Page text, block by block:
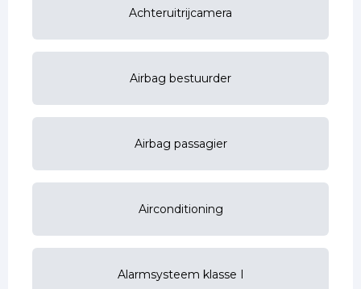
Achteruitrijcamera
Airbag bestuurder
Airbag passagier
Airconditioning
Alarmsysteem klasse I